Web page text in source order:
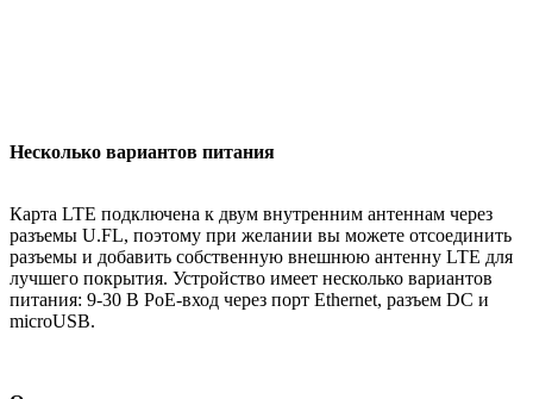
Несколько вариантов питания
Карта LTE подключена к двум внутренним антеннам через
разъемы U.FL, поэтому при желании вы можете отсоединить
разъемы и добавить собственную внешнюю антенну LTE для
лучшего покрытия. Устройство имеет несколько вариантов
питания: 9-30 В PoE-вход через порт Ethernet, разъем DC и
microUSB.